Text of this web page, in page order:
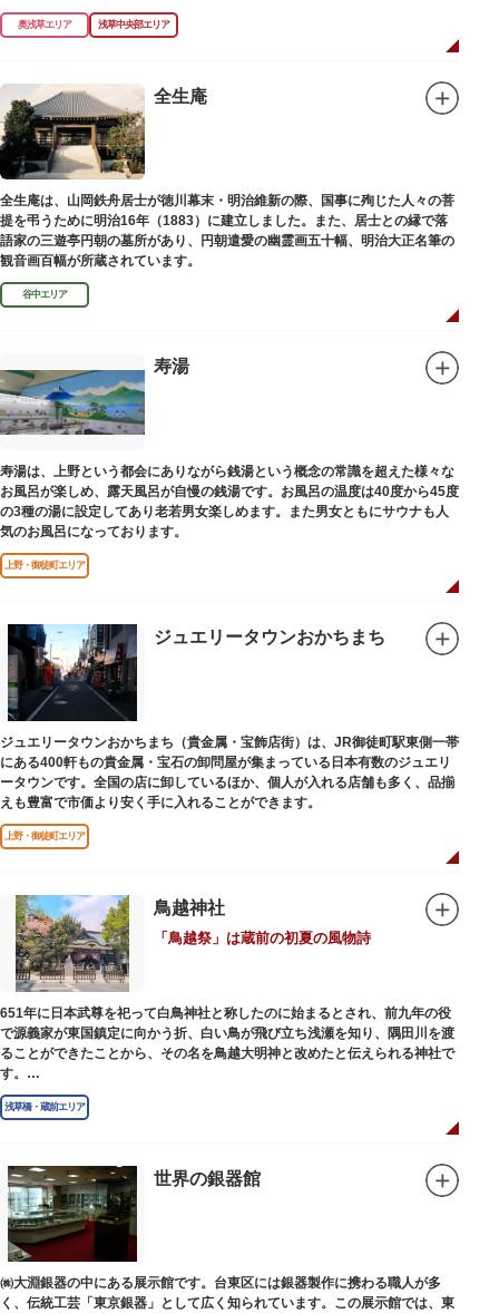
られて暗渠となり、細長い公園として生まれ変わりました。山谷堀公園に
は、猪牙舟についての説明板も設置されています。
奥浅草エリア 浅草中央部エリア
全生庵
全生庵は、山岡鉄舟居士が徳川幕末・明治維新の際、国事に殉じた人々の菩
提を弔うために明治16年（1883）に建立しました。また、居士との縁で落
語家の三遊亭円朝の墓所があり、円朝遣愛の幽霊画五十幅、明治大正名筆の
観音画百幅が所蔵されています。
谷中エリア
寿湯
寿湯は、上野という都会にありながら銭湯という概念の常識を超えた様々な
お風呂が楽しめ、露天風呂が自慢の銭湯です。お風呂の温度は40度から45度
の3種の湯に設定してあり老若男女楽しめます。また男女ともにサウナも人
気のお風呂になっております。
上野・御徒町エリア
ジュエリータウンおかちまち
ジュエリータウンおかちまち（貴金属・宝飾店街）は、JR御徒町駅東側一帯
にある400軒もの貴金属・宝石の卸問屋が集まっている日本有数のジュエリ
ータウンです。全国の店に卸しているほか、個人が入れる店舗も多く、品揃
えも豊富で市価より安く手に入れることができます。
上野・御徒町エリア
鳥越神社
「鳥越祭」は蔵前の初夏の風物詩
651年に日本武尊を祀って白鳥神社と称したのに始まるとされ、前九年の役
で源義家が東国鎮定に向かう折、白い鳥が飛び立ち浅瀬を知り、隅田川を渡
ることができたことから、その名を鳥越大明神と改めたと伝えられる神社で
す。
江戸時代までは三社の神社から成り、約2万坪の広大な敷地を所領していま
したが、天領からの米を収蔵する蔵や、大名屋敷などを建てるために没収さ
が氏子町内を渡御し、夜の宮入道中では、提灯に照らされた神輿が荘厳かつ
幻想的な光景をつくりだします。例年、数十万人の人出があり、多くの観客
で賑わう蔵前の初夏の風物詩になっています。
社務所では、社紋の七曜紋と月星紋がデザインされた御朱印帳の販売や、鳥
越祭の開催期間中は限定御朱印も頒布されます。
浅草橋・蔵前エリア
世界の銀器館
㈱大淵銀器の中にある展示館です。台東区には銀器製作に携わる職人が多
く、伝統工芸「東京銀器」として広く知られています。この展示館では、東